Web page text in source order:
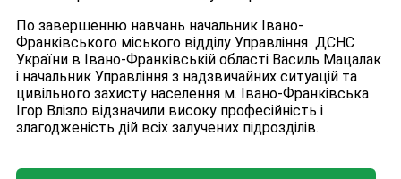
По завершенню навчань начальник Івано-
Франківського міського відділу Управління ДСНС
України в Івано-Франківській області Василь Мацалак
і начальник Управління з надзвичайних ситуацій та
цивільного захисту населення м. Івано-Франківська
Ігор Влізло відзначили високу професійність і
злагодженість дій всіх залучених підрозділів.